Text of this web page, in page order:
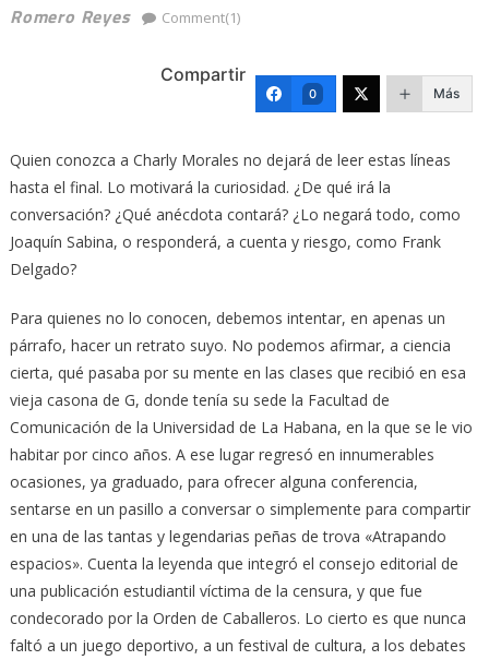
Romero Reyes
Comment(1)
Compartir
0 Más
Quien conozca a Charly Morales no dejará de leer estas líneas
hasta el final. Lo motivará la curiosidad. ¿De qué irá la
conversación? ¿Qué anécdota contará? ¿Lo negará todo, como
Joaquín Sabina, o responderá, a cuenta y riesgo, como Frank
Delgado?
Para quienes no lo conocen, debemos intentar, en apenas un
párrafo, hacer un retrato suyo. No podemos afirmar, a ciencia
cierta, qué pasaba por su mente en las clases que recibió en esa
vieja casona de G, donde tenía su sede la Facultad de
Comunicación de la Universidad de La Habana, en la que se le vio
habitar por cinco años. A ese lugar regresó en innumerables
ocasiones, ya graduado, para ofrecer alguna conferencia,
sentarse en un pasillo a conversar o simplemente para compartir
en una de las tantas y legendarias peñas de trova «Atrapando
espacios». Cuenta la leyenda que integró el consejo editorial de
una publicación estudiantil víctima de la censura, y que fue
condecorado por la Orden de Caballeros. Lo cierto es que nunca
faltó a un juego deportivo, a un festival de cultura, a los debates